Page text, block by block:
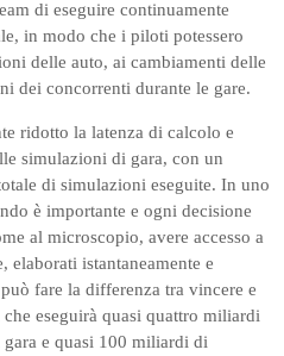
di eseguire continuamente
in modo che i piloti potessero
delle auto, ai cambiamenti delle
dei concorrenti durante le gare.
ridotto la latenza di calcolo e
simulazioni di gara, con un
di simulazioni eseguite. In uno
è importante e ogni decisione
al microscopio, avere accesso a
elaborati istantaneamente e
fare la differenza tra vincere e
eseguirà quasi quattro miliardi
e quasi 100 miliardi di